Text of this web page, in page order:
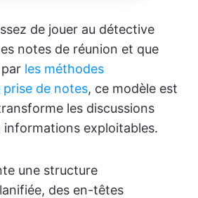
de jouer au détective
notes de réunion et que
les méthodes
prise de notes, ce modèle est
les discussions
informations exploitables.
une structure
des en-têtes